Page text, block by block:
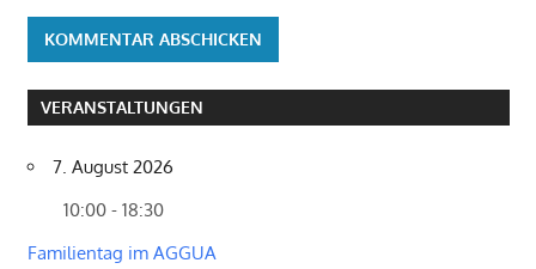
VERANSTALTUNGEN
7. August 2026
10:00 - 18:30
Familientag im AGGUA